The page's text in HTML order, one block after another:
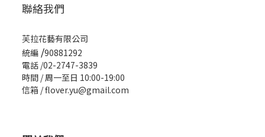
聯絡我們
芙拉花藝有限公司
統編 /90881292
電話 /02-2747-3839
時間 / 周一至日 10:00-19:00
信箱 / flover.yu@gmail.com